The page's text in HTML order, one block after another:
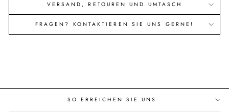
VERSAND, RETOUREN UND UMTASCH
FRAGEN? KONTAKTIEREN SIE UNS GERNE!
SO ERREICHEN SIE UNS